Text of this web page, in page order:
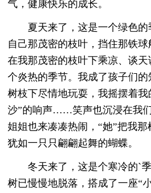
气，健康快乐的成长。
夏天来了，这是一个绿色
自己那茂密的枝叶，挡住那铁
在我那茂密的枝叶下乘凉、谈
个炎热的季节。我成了孩子们
树枝下尽情地玩耍，我摇摆着
沙”的响声……笑声也沉浸在我
姐姐也来凑凑热闹，“她”把我那
犹如一只只翩翩起舞的蝴蝶。
冬天来了，这是个寒冷的`
树已慢慢地脱落，搭成了一座“